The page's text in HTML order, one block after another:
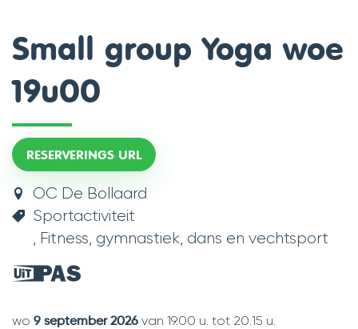
naar
Small group Yoga woe
19u00
RESERVERINGS URL
OC De Bollaard
Sportactiviteit
Fitness, gymnastiek, dans en vechtsport
Dit
een
wo 9 september 2026 van 19.00 u. tot 20.15 u.